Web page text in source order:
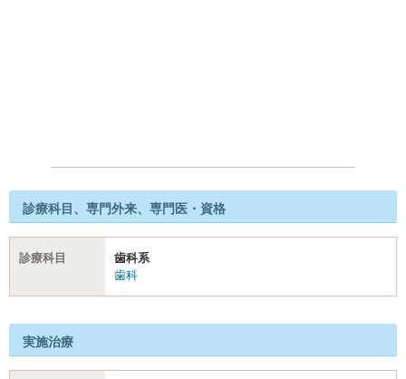
診療科目、専門外来、専門医・資格
診療科目
歯科系
歯科
実施治療